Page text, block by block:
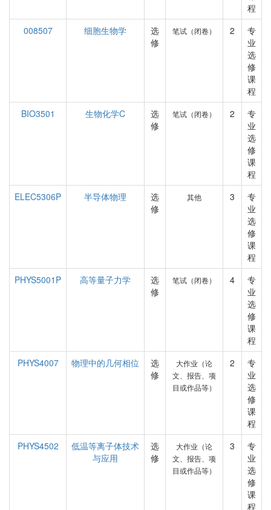
程
008507
细胞生物学
选
修
笔试（闭卷） 2
专
业
选
修
课
程
BIO3501
生物化学C
选
修
笔试（闭卷） 2
专
业
选
修
课
程
ELEC5306P
半导体物理
选
修
其他 3
专
业
选
修
课
程
PHYS5001P
高等量子力学
选
修
笔试（闭卷） 4
专
业
选
修
课
程
PHYS4007
物理中的几何相位
选
修
大作业（论
文、报告、项
目或作品等）
2
专
业
选
修
课
程
PHYS4502
低温等离子体技术
与应用
选
修
大作业（论
文、报告、项
目或作品等）
3
专
业
选
修
课
程